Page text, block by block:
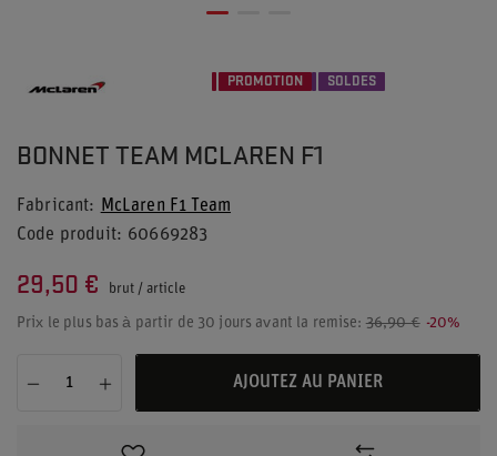
PROMOTION SOLDES
BONNET TEAM MCLAREN F1
Fabricant
McLaren F1 Team
Code produit
60669283
29,50 € brut / article
Prix le plus bas à partir de 30 jours avant la remise: 36,90 € -20%
AJOUTEZ AU PANIER